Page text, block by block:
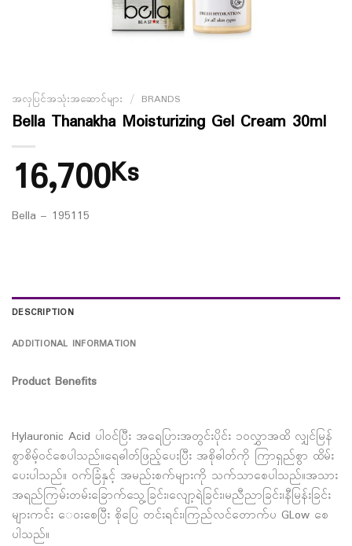
အလှပြင်အသုံးအဆောင်များ / BRANDS
Bella Thanakha Moisturizing Gel Cream 30ml
16,700Ks
Bella – 195115
DESCRIPTION
ADDITIONAL INFORMATION
Product Benefits
Hylauronic Acid ပါ၀င်ပြီး အရေပြားအတွင်းပိုင်း ၁၀လွှာအထိ လျှင်မြန်
စွာစိမ့်၀င်စေပါသည်။ရေဓါတ်ဖြည့်ပေးပြီး အစိုဓါတ်ကို ကြာရှည်စွာ ထိမ်း
ပေးပါသည်။ ၀က်ခြံနှင့် အမည်းစက်များကို သက်သာစေပါသည်။အသား
အရည်ကြမ်းတမ်းခြောက်သွေ့ခြင်း၊လျော့ရဲခြင်း၊မညီညာခြင်း၊နီမြန်းခြင်း
များကင်း‌ ‌ေ၀းစေပြီး စိုပြေ တင်းရင်း၊ကြည်လင်တောက်ပ GLow စေ
ပါသည်။